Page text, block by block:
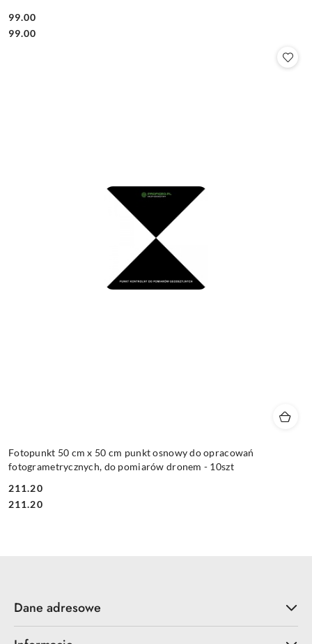
Cena:
99.00
Cena:
99.00
Fotopunkt 50 cm x 50 cm punkt osnowy do opracowań
fotogrametrycznych, do pomiarów dronem - 10szt
Cena:
211.20
Cena:
211.20
Dane adresowe